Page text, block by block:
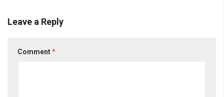
Leave a Reply
Comment*